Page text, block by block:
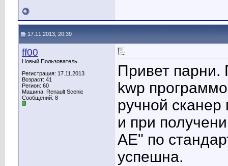
17.11.2013, 20:39
ff00
Новый Пользователь
Регистрация: 17.11.2013
Возраст: 41
Регион: 60
Машина: Renault Scenic
Сообщений: 8
Привет парни.
kwp
ручной
и при
AE" по
успешна.